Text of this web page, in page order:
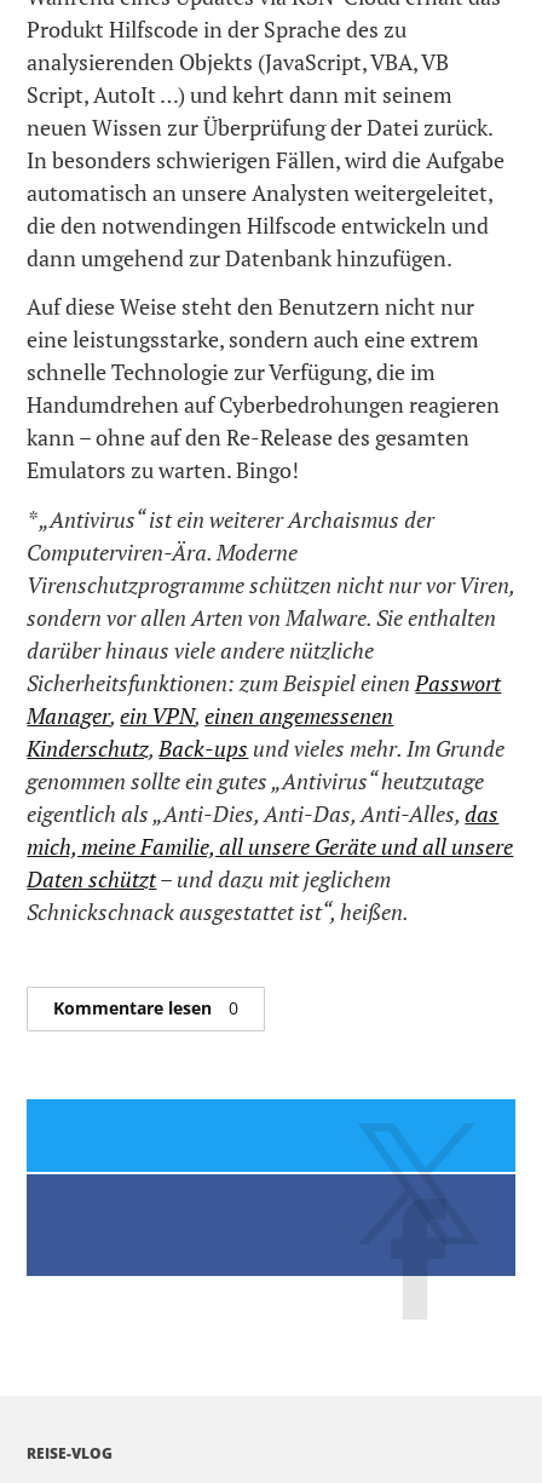
Produkt Hilfscode in der Sprache des zu
analysierenden Objekts (JavaScript, VBA, VB
Script, AutoIt …) und kehrt dann mit seinem
neuen Wissen zur Überprüfung der Datei zurück.
In besonders schwierigen Fällen, wird die Aufgabe
automatisch an unsere Analysten weitergeleitet,
die den notwendingen Hilfscode entwickeln und
dann umgehend zur Datenbank hinzufügen.
Auf diese Weise steht den Benutzern nicht nur
eine leistungsstarke, sondern auch eine extrem
schnelle Technologie zur Verfügung, die im
Handumdrehen auf Cyberbedrohungen reagieren
kann – ohne auf den Re-Release des gesamten
Emulators zu warten. Bingo!
* „Antivirus“ ist ein weiterer Archaismus der
Computerviren-Ära. Moderne
Virenschutzprogramme schützen nicht nur vor Viren,
sondern vor allen Arten von Malware. Sie enthalten
darüber hinaus viele andere nützliche
Sicherheitsfunktionen: zum Beispiel einen Passwort
Manager,ein VPN,einen angemessenen
Kinderschutz, Back-ups und vieles mehr. Im Grunde
genommen sollte ein gutes „Antivirus“ heutzutage
eigentlich als „Anti-Dies, Anti-Das, Anti-Alles,das
mich, meine Familie, all unsere Geräte und all unsere
Daten schützt– und dazu mit jeglichem
Schnickschnack ausgestattet ist“, heißen.
Kommentare lesen 0
REISE-VLOG